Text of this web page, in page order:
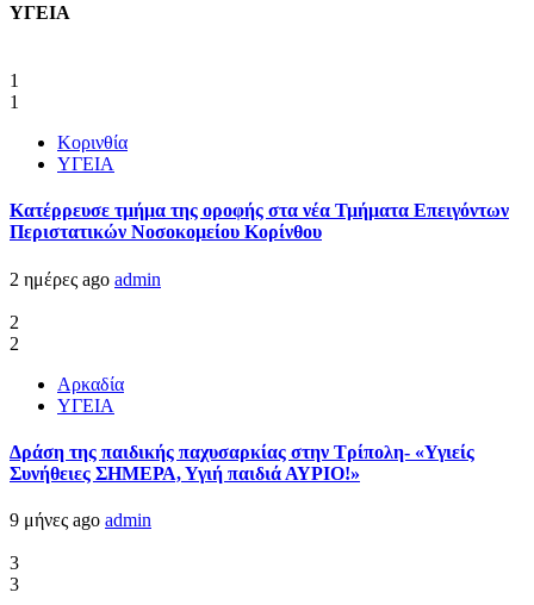
ΥΓΕΙΑ
1
1
Κορινθία
ΥΓΕΙΑ
Kατέρρευσε τμήμα της οροφής στα νέα Τμήματα Επειγόντων
Περιστατικών Νοσοκομείου Κορίνθου
2 ημέρες ago admin
2
2
Αρκαδία
ΥΓΕΙΑ
Δράση της παιδικής παχυσαρκίας στην Τρίπολη- «Υγιείς
Συνήθειες ΣΗΜΕΡΑ, Υγιή παιδιά ΑΥΡΙΟ!»
9 μήνες ago admin
3
3